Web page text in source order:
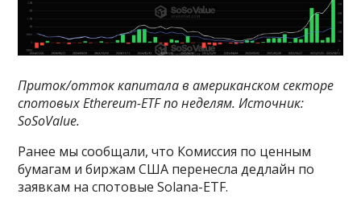
Приток/отток капитала в американском секторе
спотовых Ethereum-ETF по неделям. Источник:
SoSoValue.
Ранее мы сообщали, что Комиссия по ценным
бумагам и биржам США перенесла дедлайн по
заявкам на спотовые Solana-ETF.